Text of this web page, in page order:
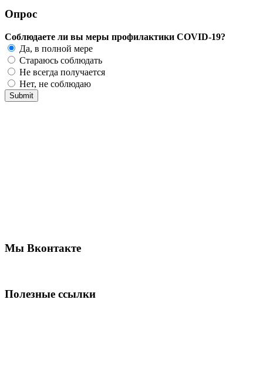
Опрос
Соблюдаете ли вы меры профилактики COVID-19?
Да, в полной мере
Стараюсь соблюдать
Не всегда получается
Нет, не соблюдаю
Мы Вконтакте
Полезные ссылки